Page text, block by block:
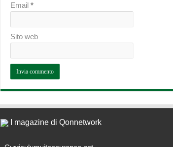
Email *
Sito web
I magazine di Qonnetwork